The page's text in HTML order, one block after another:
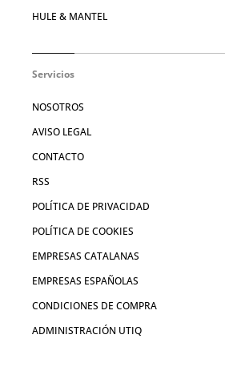
HULE & MANTEL
Servicios
NOSOTROS
AVISO LEGAL
CONTACTO
RSS
POLÍTICA DE PRIVACIDAD
POLÍTICA DE COOKIES
EMPRESAS CATALANAS
EMPRESAS ESPAÑOLAS
CONDICIONES DE COMPRA
ADMINISTRACIÓN UTIQ